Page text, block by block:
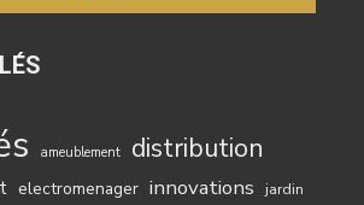
ameublement distribution
electromenager innovations jardin